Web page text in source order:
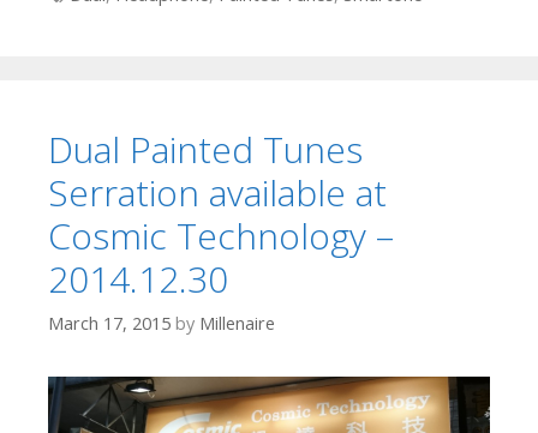
Dual Painted Tunes
Serration available at
Cosmic Technology –
2014.12.30
March 17, 2015 by Millenaire